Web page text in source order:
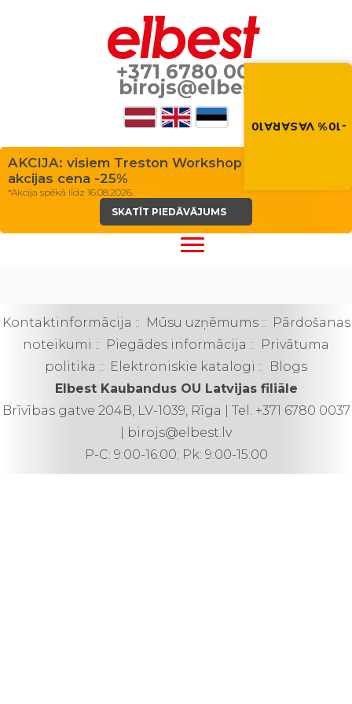
Vasara nāk ar
-10% atlaide visiem
-10% VASARA10
+371 6780 0037
birojs@elbest.lv
AKCIJA: visiem Treston Workshop galdiem
akcijas cena -25%
*Akcija spēkā līdz 16.08.2026.
SKATĪT PIEDĀVĀJUMS
Kontaktinformācija :: Mūsu uzņēmums:: Pārdošanas
noteikumi :: Piegādes informācija :: Privātuma
politika :: Elektroniskie katalogi :: Blogs
Elbest Kaubandus OU Latvijas filiāle
Brīvības gatve 204B, LV-1039, Rīga | Tel. +371 6780 0037
| birojs@elbest.lv
P-C: 9:00-16:00; Pk: 9:00-15:00